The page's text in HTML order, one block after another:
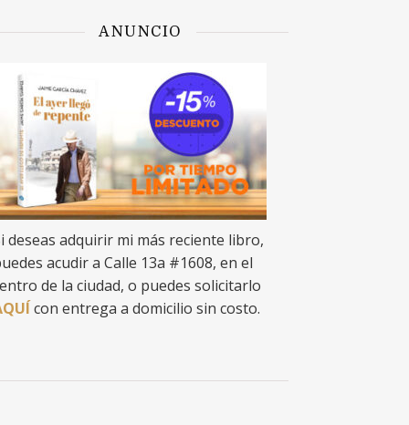
ANUNCIO
deseas adquirir mi más reciente libro,
acudir a Calle 13a #1608, en el
de la ciudad, o puedes solicitarlo
con entrega a domicilio sin costo.